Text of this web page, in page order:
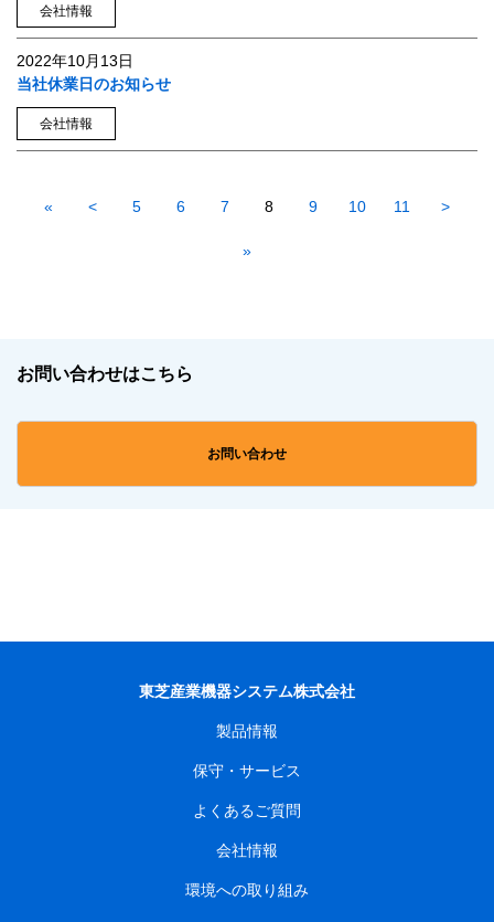
会社情報
2022年10月13日
当社休業日のお知らせ
会社情報
« < 5 6 7 8 9 10 11 >
»
お問い合わせはこちら
お問い合わせ
東芝産業機器システム株式会社
製品情報
保守・サービス
よくあるご質問
会社情報
環境への取り組み